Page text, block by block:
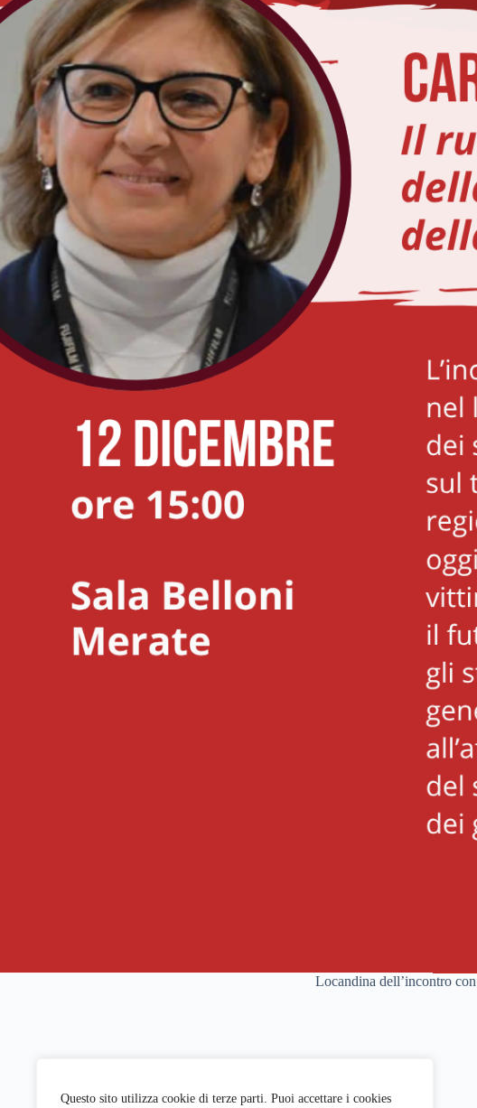
Questo sito utilizza cookie di terze parti. Puoi accettare i cookies
Locandina dell’incontro